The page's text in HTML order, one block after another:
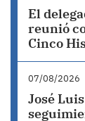
El
reunió
Cinco
07/08/2026
José